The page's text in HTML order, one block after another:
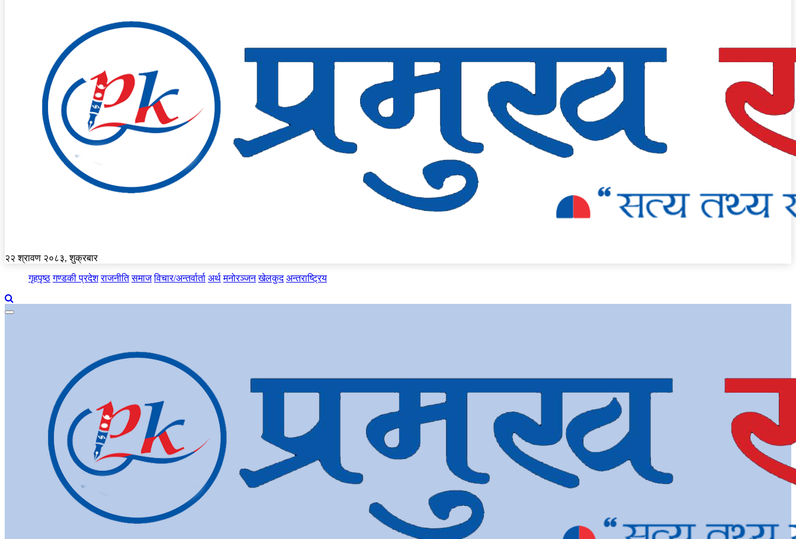
२२ श्रावण २०८३, शुक्रबार
गृहपृष्ठ गण्डकी प्रदेश राजनीति समाज विचार/अन्तर्वार्ता अर्थ मनोरञ्जन खेलकुद अन्तराष्ट्रिय